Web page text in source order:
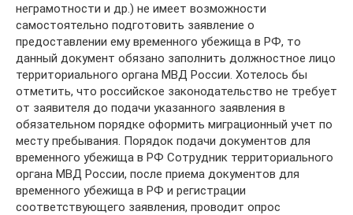
неграмотности и др.) не имеет возможности
самостоятельно подготовить заявление о
предоставлении ему временного убежища в РФ, то
данный документ обязано заполнить должностное лицо
территориального органа МВД России. Хотелось бы
отметить, что российское законодательство не требует
от заявителя до подачи указанного заявления в
обязательном порядке оформить миграционный учет по
месту пребывания. Порядок подачи документов для
временного убежища в РФ Сотрудник территориального
органа МВД России, после приема документов для
временного убежища в РФ и регистрации
соответствующего заявления, проводит опрос